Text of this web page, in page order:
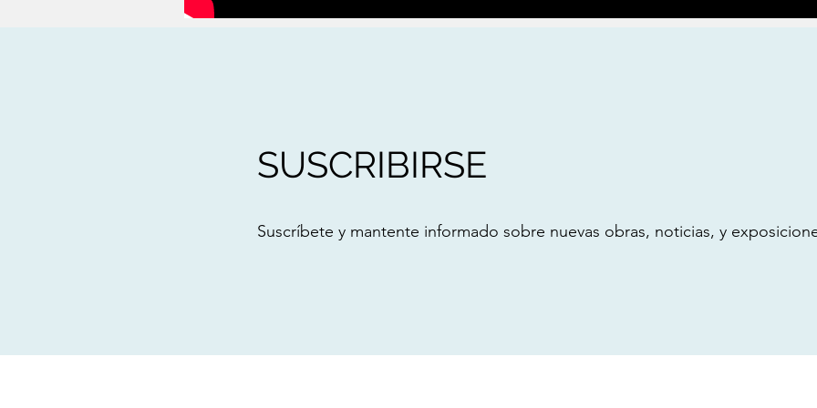
SUSCRIBIRSE
Suscríbete y mantente informado sobre nuevas obras, noticias, y